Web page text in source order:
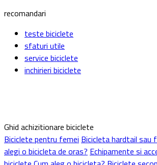
recomandari
teste biciclete
sfaturi utile
service biciclete
inchirieri biciclete
Ghid achizitionare biciclete
Biciclete pentru femei Bicicleta hardtail sau
alegi o bicicleta de oras? Echipamente si